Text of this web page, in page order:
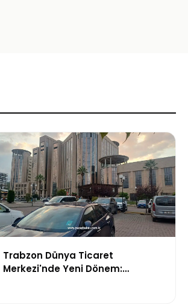
Trabzon Dünya Ticaret
Merkezi'nde Yeni Dönem: